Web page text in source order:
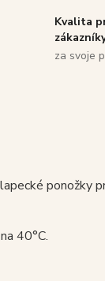
Kvalita
za svoje
40°C.